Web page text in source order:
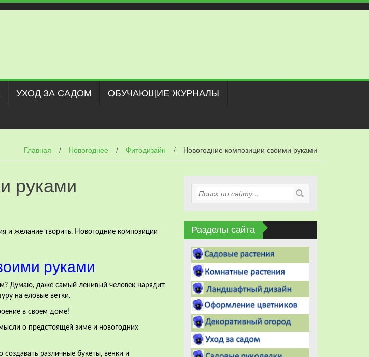
УХОД ЗА САДОМ ОБУЧАЮЩИЕ ЖУРНАЛЫ
Главная / Новогоднее / Фитодизайн / Новогодние композиции своими руками
руками
желание творить. Новогодние композиции
руками
Думаю, даже самый ленивый человек нарядит
на еловые ветки.
в своем доме!
о предстоящей зиме и новогодних
различные букеты, венки и
Разделы сайта